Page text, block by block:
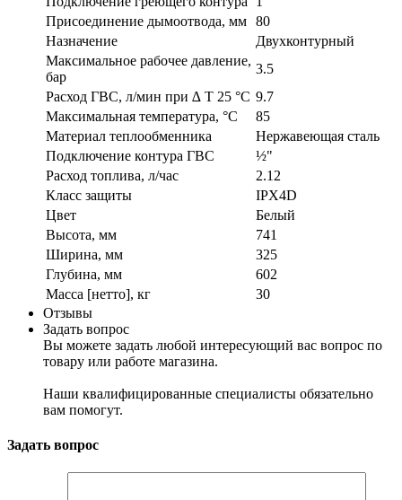
Присоединение дымоотвода, мм 80
Назначение
Двухконтурный
Максимальное рабочее давление,
бар
3.5
Расход ГВС, л/мин при ∆ T 25 °C 9.7
Максимальная температура, °C
85
Материал теплообменника
Нержавеющая сталь
Подключение контура ГВС
½"
Расход топлива, л/час
2.12
Класс защиты
IPX4D
Цвет
Белый
Высота, мм
741
Ширина, мм
325
Глубина, мм
602
Масса [нетто], кг
30
Отзывы
Задать вопрос
Вы можете задать любой интересующий вас вопрос по
товару или работе магазина.
Наши квалифицированные специалисты обязательно
вам помогут.
Задать вопрос